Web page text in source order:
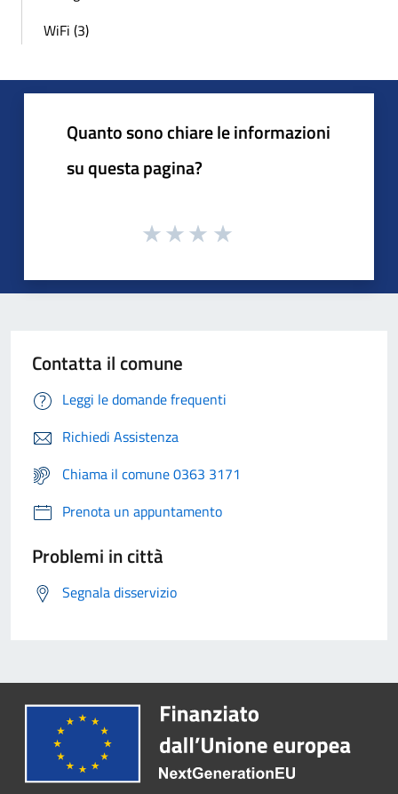
WiFi (3)
Quanto sono chiare le informazioni
su questa pagina?
Contatta il comune
Leggi le domande frequenti
Richiedi Assistenza
Chiama il comune 0363 3171
Prenota un appuntamento
Problemi in città
Segnala disservizio